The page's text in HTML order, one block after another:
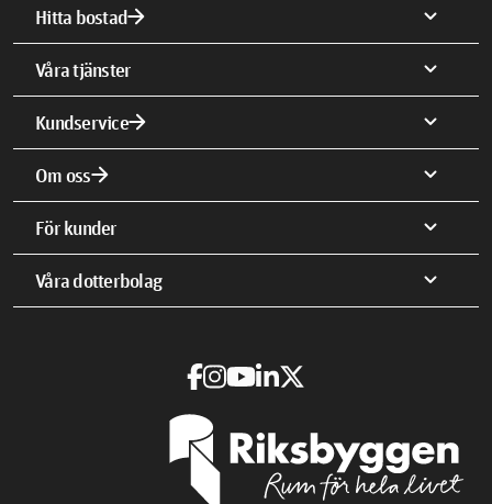
Hitta bostadarrow_forward expand_more
Våra tjänster expand_more
Kundservicearrow_forward expand_more
Om ossarrow_forward expand_more
För kunder expand_more
Våra dotterbolag expand_more